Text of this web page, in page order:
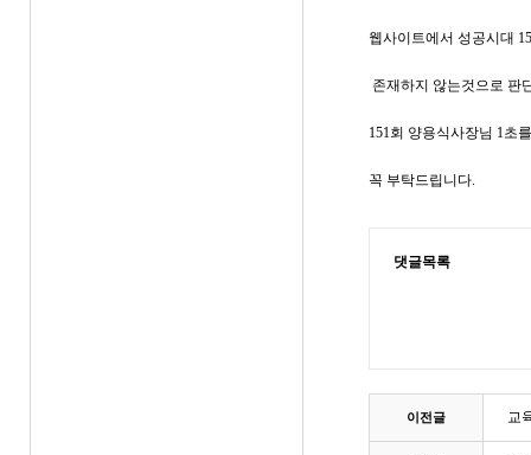
웹사이트에서 성공시대
존재하지 않는것으로 판
151회 양용식사장님 1초
꼭 부탁드립니다.
댓글목록
이전글 교